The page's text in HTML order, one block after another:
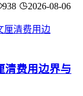
938 2026-08-06
清费用边界与